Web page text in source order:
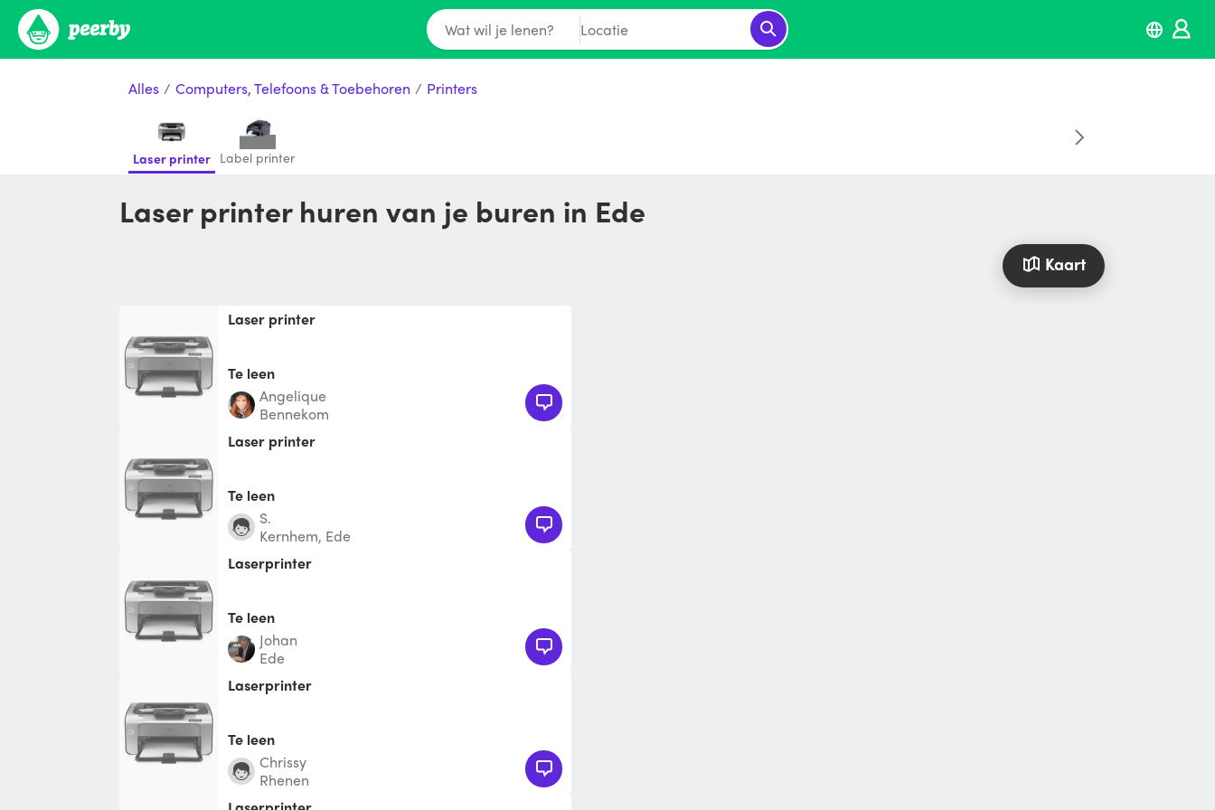
Wat wil je lenen? Locatie
Alles / Computers, Telefoons & Toebehoren / Printers
Laser printer Label printer
Laser printer huren van je buren in Ede
Kaart
Laser printer
Te leen
Angelique
Bennekom
Laser printer
Te leen
S.
Kernhem, Ede
laserprinter
Te leen
Johan
Ede
laserprinter
Te leen
Chrissy
Rhenen